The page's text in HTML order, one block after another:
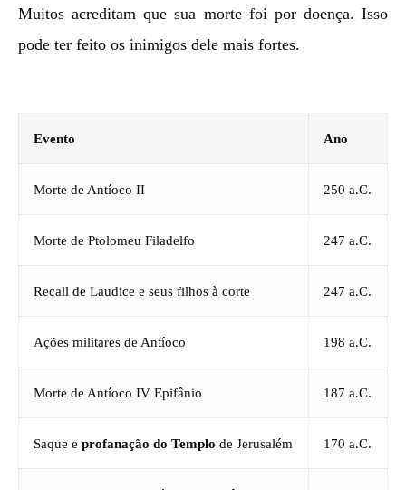
Muitos acreditam que sua morte foi por doença. Isso
pode ter feito os inimigos dele mais fortes.
Evento Ano
Morte de Antíoco II 250 a.C.
Morte de Ptolomeu Filadelfo 247 a.C.
Recall de Laudice e seus filhos à corte 247 a.C.
Ações militares de Antíoco 198 a.C.
Morte de Antíoco IV Epifânio 187 a.C.
Saque e profanação do Templo de Jerusalém 170 a.C.